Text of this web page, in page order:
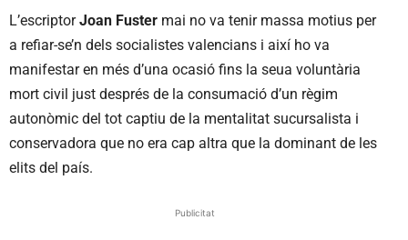
L’escriptorJoan Fuster mai no va tenir massa motius per
a refiar-se’n dels socialistes valencians i així ho va
manifestar en més d’una ocasió fins la seua voluntària
mort civil just després de la consumació d’un règim
autonòmic del tot captiu de la mentalitat sucursalista i
conservadora que no era cap altra que la dominant de les
elits del país.
Publicitat